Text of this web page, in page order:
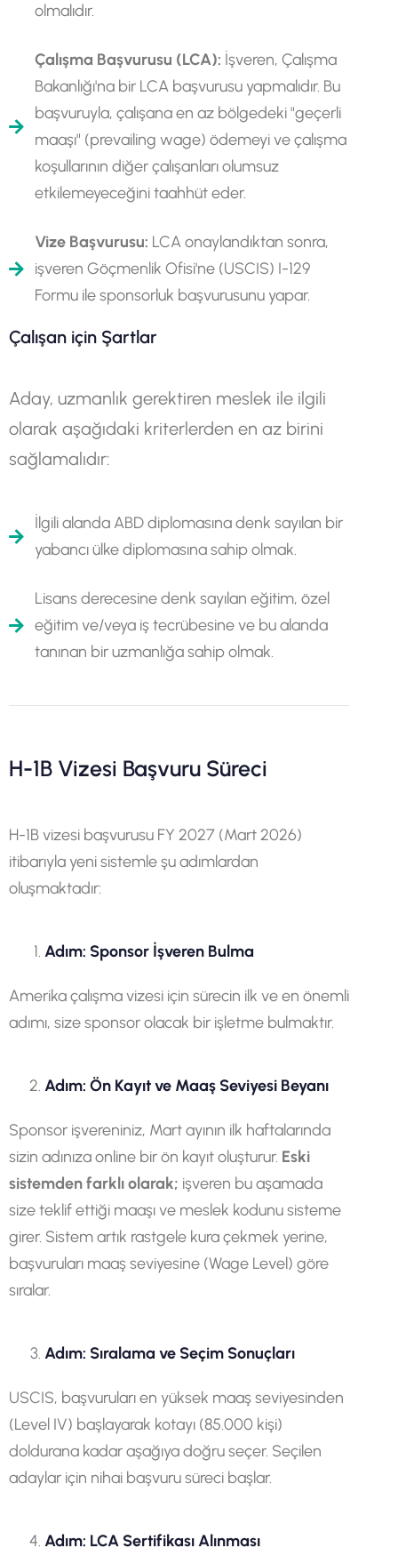
olmalıdır.
Çalışma Başvurusu (LCA): İşveren, Çalışma
Bakanlığı'na bir LCA başvurusu yapmalıdır. Bu
başvuruyla, çalışana en az bölgedeki "geçerli
maaşı" (prevailing wage) ödemeyi ve çalışma
koşullarının diğer çalışanları olumsuz
etkilemeyeceğini taahhüt eder.
Vize Başvurusu: LCA onaylandıktan sonra,
işveren Göçmenlik Ofisi'ne (USCIS) I-129
Formu ile sponsorluk başvurusunu yapar.
Çalışan için Şartlar
Aday, uzmanlık gerektiren meslek ile ilgili
olarak aşağıdaki kriterlerden en az birini
sağlamalıdır:
İlgili alanda ABD diplomasına denk sayılan bir
yabancı ülke diplomasına sahip olmak.
Lisans derecesine denk sayılan eğitim, özel
eğitim ve/veya iş tecrübesine ve bu alanda
tanınan bir uzmanlığa sahip olmak.
H-1B Vizesi Başvuru Süreci
H-1B vizesi başvurusu FY 2027 (Mart 2026)
itibarıyla yeni sistemle şu adımlardan
oluşmaktadır:
Adım: Sponsor İşveren Bulma
Amerika çalışma vizesi için sürecin ilk ve en önemli
adımı, size sponsor olacak bir işletme bulmaktır.
Adım: Ön Kayıt ve Maaş Seviyesi Beyanı
Sponsor işvereniniz, Mart ayının ilk haftalarında
sizin adınıza online bir ön kayıt oluşturur. Eski
sistemden farklı olarak; işveren bu aşamada
size teklif ettiği maaşı ve meslek kodunu sisteme
girer. Sistem artık rastgele kura çekmek yerine,
başvuruları maaş seviyesine (Wage Level) göre
sıralar.
Adım: Sıralama ve Seçim Sonuçları
USCIS, başvuruları en yüksek maaş seviyesinden
(Level IV) başlayarak kotayı (85.000 kişi)
doldurana kadar aşağıya doğru seçer. Seçilen
adaylar için nihai başvuru süreci başlar.
Adım: LCA Sertifikası Alınması